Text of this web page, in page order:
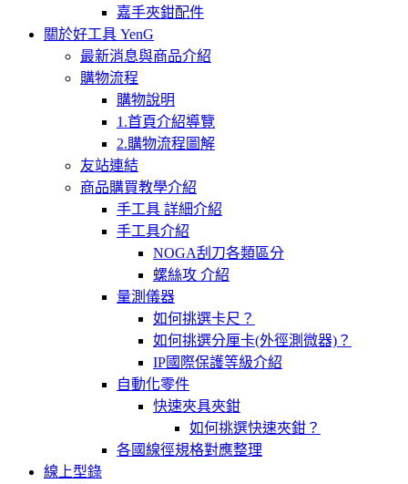
嘉手夾鉗配件
關於好工具 YenG
最新消息與商品介紹
購物流程
購物說明
1.首頁介紹導覽
2.購物流程圖解
友站連結
商品購買教學介紹
手工具 詳細介紹
手工具介紹
NOGA刮刀各類區分
螺絲攻 介紹
量測儀器
如何挑選卡尺？
如何挑選分厘卡(外徑測微器)？
IP國際保護等級介紹
自動化零件
快速夾具夾鉗
如何挑選快速夾鉗？
各國線徑規格對應整理
線上型錄